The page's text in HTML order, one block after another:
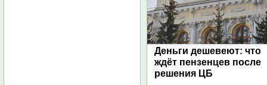
Деньги дешевеют: что
ждёт пензенцев после
решения ЦБ